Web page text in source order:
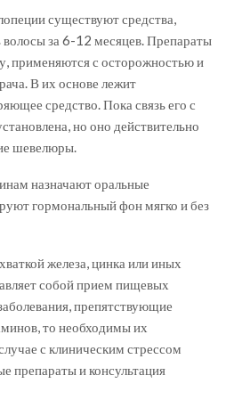
существуют средства,
за 6-12 месяцев. Препараты
применяются с осторожностью и
В их основе лежит
средство. Пока связь его с
но оно действительно
шевелюры.
назначают оральные
гормональный фон мягко и без
железа, цинка или иных
собой прием пищевых
препятствующие
то необходимы их
с клиническим стрессом
препараты и консультация